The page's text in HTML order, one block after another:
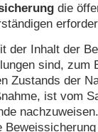
die
der Inhalt der
sind, zum
Zustands der
ist vom